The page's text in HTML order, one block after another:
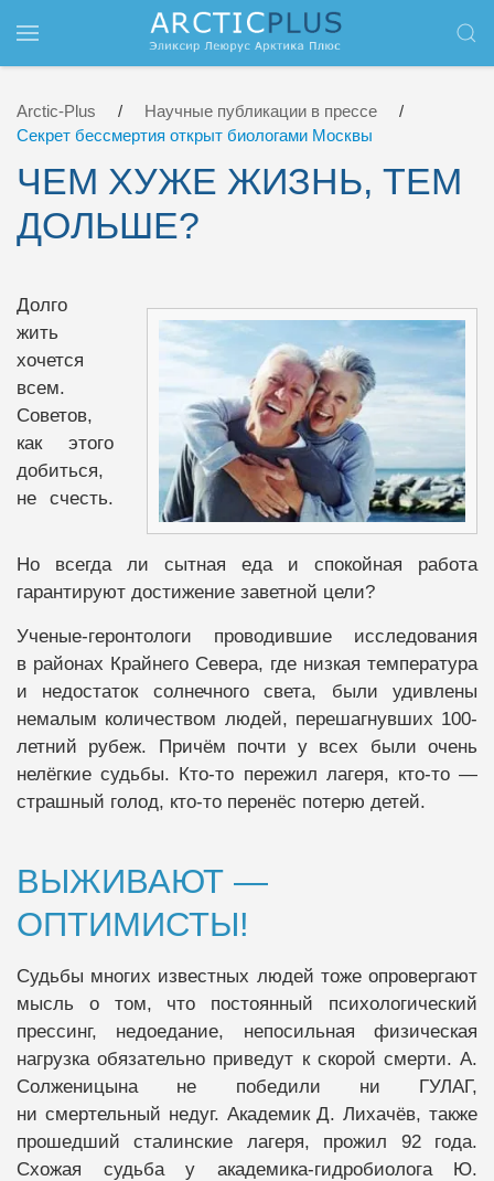
Перейти к содержимому
Arctic-Plus
Научные публикации в прессе
Секрет бессмертия открыт биологами Москвы
ЧЕМ ХУЖЕ ЖИЗНЬ, ТЕМ
ДОЛЬШЕ?
Долго
жить
хочется
всем.
Советов,
как этого
добиться,
не счесть.
Но всегда ли сытная еда и спокойная работа
гарантируют достижение заветной цели?
Ученые-геронтологи проводившие исследования
в районах Крайнего Севера, где низкая температура
и недостаток солнечного света, были удивлены
немалым количеством людей, перешагнувших 100-
летний рубеж. Причём почти у всех были очень
нелёгкие судьбы. Кто-то пережил лагеря, кто-то —
страшный голод, кто-то перенёс потерю детей.
ВЫЖИВАЮТ —
ОПТИМИСТЫ!
Судьбы многих известных людей тоже опровергают
мысль о том, что постоянный психологический
прессинг, недоедание, непосильная физическая
нагрузка обязательно приведут к скорой смерти. А.
Солженицына не победили ни ГУЛАГ,
ни смертельный недуг. Академик Д. Лихачёв, также
прошедший сталинские лагеря, прожил 92 года.
Схожая судьба у академика-гидробиолога Ю.